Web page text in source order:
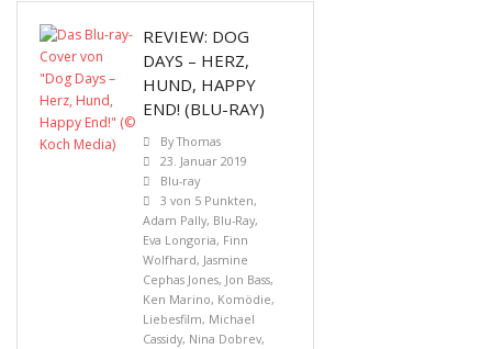
REVIEW: DOG
DAYS – HERZ,
HUND, HAPPY
END! (BLU-RAY)
ByThomas
23. Januar 2019
Blu-ray
3 von 5 Punkten,
Adam Pally, Blu-Ray,
Eva Longoria, Finn
Wolfhard, Jasmine
Cephas Jones, Jon Bass,
Ken Marino, Komödie,
Liebesfilm, Michael
Cassidy, Nina Dobrev,